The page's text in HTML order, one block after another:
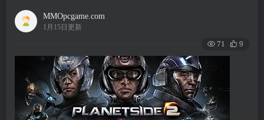
MMOpcgame.com
1月15日更新
71 9